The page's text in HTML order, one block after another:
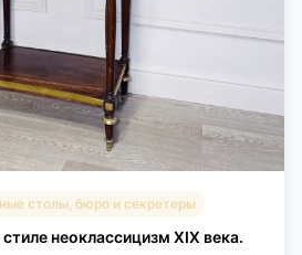
столы, бюро и секретеры
неоклассицизм XIX века.